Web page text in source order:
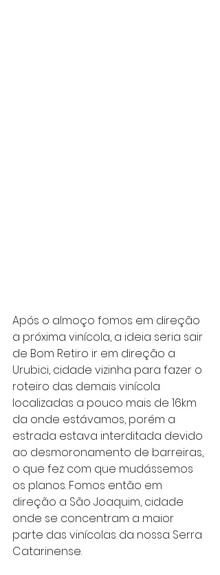
Após o almoço fomos em direção
a próxima vinícola, a ideia seria sair
de Bom Retiro ir em direção a
Urubici, cidade vizinha para fazer o
roteiro das demais vinícola
localizadas a pouco mais de 16km
da onde estávamos, porém a
estrada estava interditada devido
ao desmoronamento de barreiras,
o que fez com que mudássemos
os planos. Fomos então em
direção a São Joaquim, cidade
onde se concentram a maior
parte das vinícolas da nossa Serra
Catarinense.